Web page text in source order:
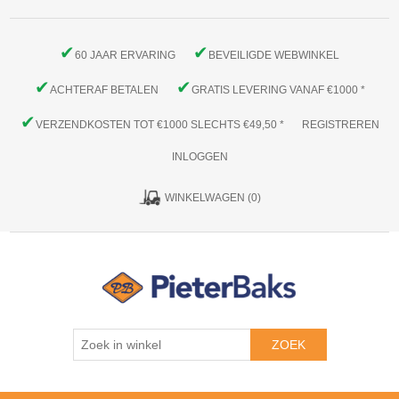
✔60 JAAR ERVARING ✔ BEVEILIGDE WEBWINKEL
✔ACHTERAF BETALEN ✔GRATIS LEVERING VANAF €1000 *
✔VERZENDKOSTEN TOT €1000 SLECHTS €49,50 * REGISTREREN
INLOGGEN
WINKELWAGEN (0)
ZOEK